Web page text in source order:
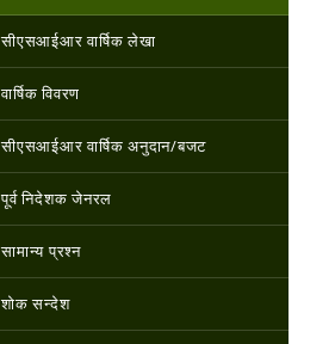
सीएसआईआर वार्षिक लेखा
वार्षिक विवरण
सीएसआईआर वार्षिक अनुदान/बजट
पूर्व निदेशक जेनरल
सामान्य प्रश्न
शोक सन्देश